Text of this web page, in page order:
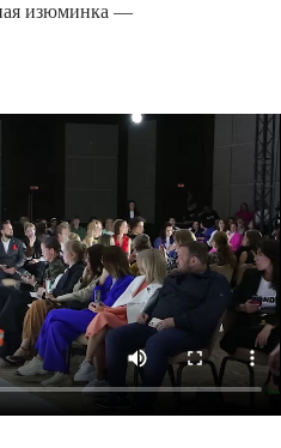
изюминка —